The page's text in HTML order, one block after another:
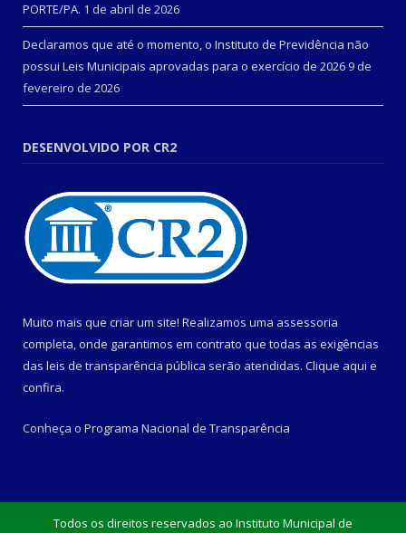
PORTE/PA. 1 de abril de 2026
Declaramos que até o momento, o Instituto de Previdência não
possui Leis Municipais aprovadas para o exercício de 2026 9 de
fevereiro de 2026
DESENVOLVIDO POR CR2
Muito mais que criar um site! Realizamos uma assessoria
completa, onde garantimos em contrato que todas as exigências
das leis de transparência pública serão atendidas. Clique aqui e
confira.
Conheça o Programa Nacional de Transparência
Todos os direitos reservados ao Instituto Municipal de